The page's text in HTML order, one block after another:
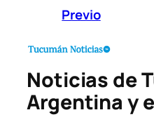
Previo
Noticias de
Argentina y